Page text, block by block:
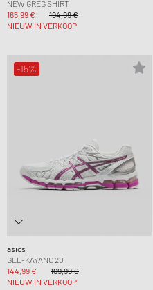
NEW GREG SHIRT
165,99 €
194,99 €
NIEUW IN VERKOOP
-15%
asics
GEL-KAYANO 20
144,99 €
169,99 €
NIEUW IN VERKOOP